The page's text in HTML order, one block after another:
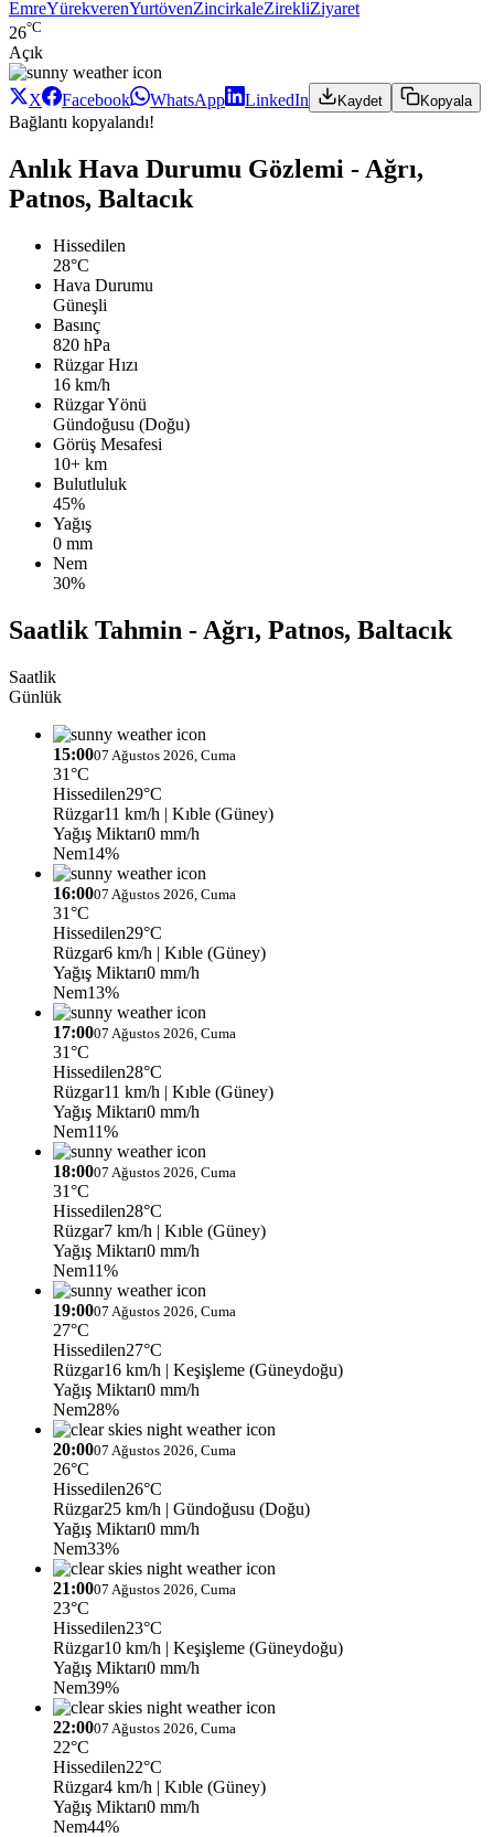
EmreYürekverenYurtövenZincirkaleZirekliZiyaret
26°C
Açık
X Facebook WhatsApp LinkedIn Kaydet Kopyala
Bağlantı kopyalandı!
Anlık Hava Durumu Gözlemi - Ağrı,
Patnos, Baltacık
Hissedilen
28°C
Hava Durumu
Güneşli
Basınç
820 hPa
Rüzgar Hızı
16 km/h
Rüzgar Yönü
Gündoğusu (Doğu)
Görüş Mesafesi
10+ km
Bulutluluk
45%
Yağış
0 mm
Nem
30%
Saatlik Tahmin - Ağrı, Patnos, Baltacık
Saatlik
Günlük
15:0007 Ağustos 2026, Cuma
31°C
Hissedilen29°C
Rüzgar11 km/h | Kıble (Güney)
Yağış Miktarı0 mm/h
Nem14%
16:0007 Ağustos 2026, Cuma
31°C
Hissedilen29°C
Rüzgar6 km/h | Kıble (Güney)
Yağış Miktarı0 mm/h
Nem13%
17:0007 Ağustos 2026, Cuma
31°C
Hissedilen28°C
Rüzgar11 km/h | Kıble (Güney)
Yağış Miktarı0 mm/h
Nem11%
18:0007 Ağustos 2026, Cuma
31°C
Hissedilen28°C
Rüzgar7 km/h | Kıble (Güney)
Yağış Miktarı0 mm/h
Nem11%
19:0007 Ağustos 2026, Cuma
27°C
Hissedilen27°C
Rüzgar16 km/h | Keşişleme (Güneydoğu)
Yağış Miktarı0 mm/h
Nem28%
20:0007 Ağustos 2026, Cuma
26°C
Hissedilen26°C
Rüzgar25 km/h | Gündoğusu (Doğu)
Yağış Miktarı0 mm/h
Nem33%
21:0007 Ağustos 2026, Cuma
23°C
Hissedilen23°C
Rüzgar10 km/h | Keşişleme (Güneydoğu)
Yağış Miktarı0 mm/h
Nem39%
22:0007 Ağustos 2026, Cuma
22°C
Hissedilen22°C
Rüzgar4 km/h | Kıble (Güney)
Yağış Miktarı0 mm/h
Nem44%